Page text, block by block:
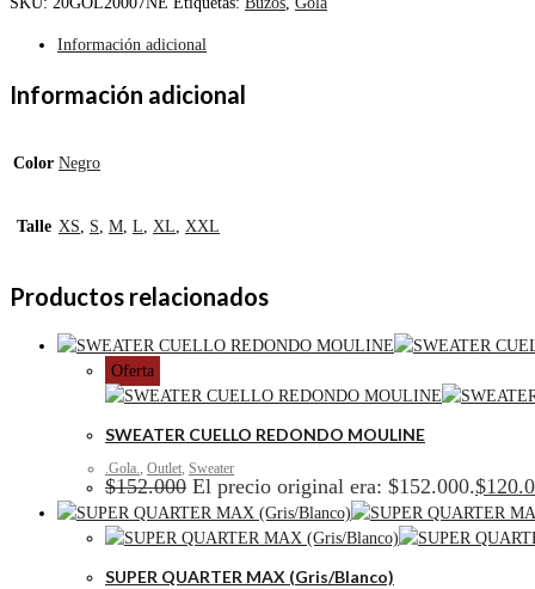
Información adicional
Información adicional
Color Negro
Talle XS, S, M, L, XL, XXL
Productos relacionados
Oferta
SWEATER CUELLO REDONDO MOULINE
.Gola. Outlet Sweater
$152.000 El precio original era: $152.000.$
SUPER QUARTER MAX (Gris/Blanco)